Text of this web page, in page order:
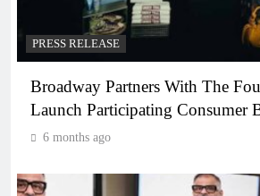
PRESS RELEASE
Broadway Partners With The
Launch Participating Consumer
6 months ago